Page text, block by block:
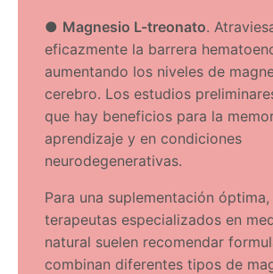
● Magnesio L-treonato.
eficazmente la barrera
aumentando los niveles de
cerebro. Los estudios
que hay beneficios para la
aprendizaje y en condiciones
neurodegenerativas.
Para una suplementación
terapeutas especializados en
natural suelen recomendar
combinan diferentes tipos de